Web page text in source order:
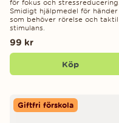
för fokus och stressreducering.
Smidigt hjälpmedel för händer
som behöver rörelse och taktil
stimulans.
99 kr
Köp
Giftfri förskola